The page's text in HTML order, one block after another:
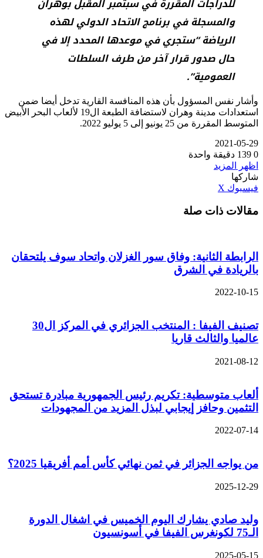
للدراجات المقررة في سبتمبر المقبل بوهران
والمسجلة في برنامج الاتحاد الدولي لهذه
الرياضة “ستجري في موعدها المحدد إلا في
حال صدور قرار آخر من طرف السلطات
العمومية”.
وأشار نفس المسؤول بأن هذه المنافسة القارية تدخل أيضا ضمن
استعدادات مدينة وهران لاستضافة الطبعة ال19 لألعاب البحر الأبيض
المتوسط المقررة من 25 يونيو إلى 5 يوليو 2022.
2021-05-29
0
دقيقة واحدة
اظهر المزيد
شاركها
فيسبوك ‫X
البريد
مقالات ذات صلة
الرابطة الثانية: وفاق سور الغزلان واتحاد سوف يلتحقان
بالريادة في الشرق
2022-10-15
تصنيف الفيفا : المنتخب الجزائري في المركز ال30
عالميا والثالث قاريا
2021-08-12
ألعاب متوسطية: تكريم رئيس الجمهورية مبادرة تستحق
التثمين وحافز إيجابي لبذل المزيد من المجهودات
2022-07-14
من يواجه الجزائر في ثمن نهائي كأس أمم أفريقيا 2025؟
2025-12-29
وليد صادي يشارك اليوم الخميس في اشغال الدورة
الـ75 لكونغرس الفيفا في أسونسيون
2025-05-15